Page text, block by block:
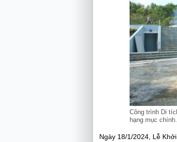
Công trình Di
hạng mục
Ngày 18/1/2024, Lễ